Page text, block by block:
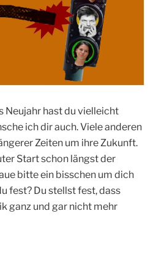
Neujahr hast du vielleicht
ich dir auch. Viele anderen
Zeiten um ihre Zukunft.
Start schon längst der
bitte ein bisschen um dich
fest? Du stellst fest, dass
ganz und gar nicht mehr